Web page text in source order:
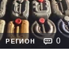
РЕГИОН 0